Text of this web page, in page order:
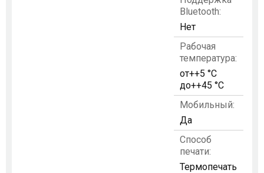
Bluetooth:
Нет
Рабочая
температура:
от++5 °C
до++45 °C
Мобильный:
Да
Способ
печати:
Термопечать